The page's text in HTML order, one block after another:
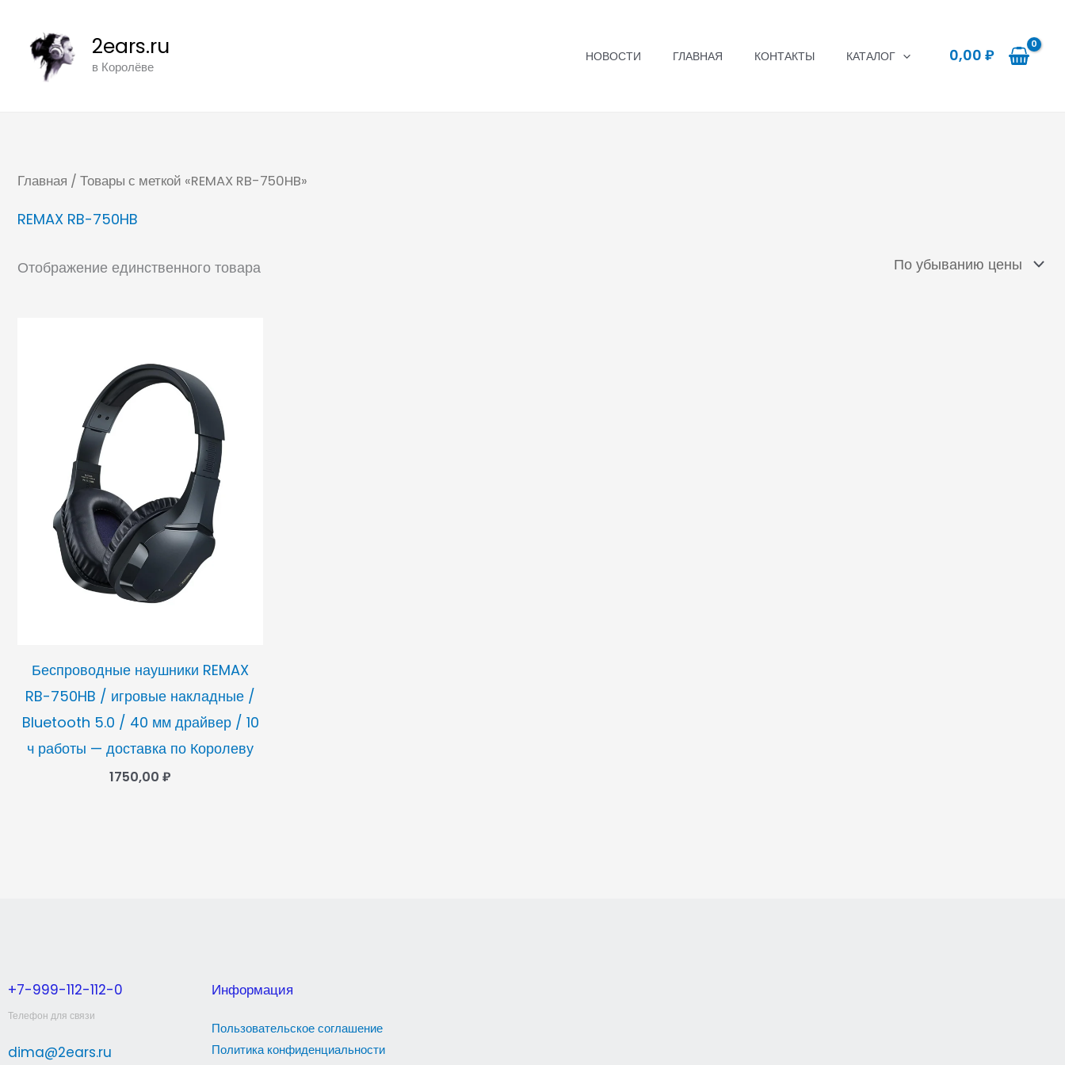
содержимому
2ears.ru
в Королёве
НОВОСТИ ГЛАВНАЯ КОНТАКТЫ КАТАЛОГ 0,00 ₽
Главная / Товары с меткой «REMAX RB-750HB»
REMAX RB-750HB
Отображение единственного товара
Беспроводные наушники REMAX
RB-750HB / игровые накладные /
Bluetooth 5.0 / 40 мм драйвер / 10
ч работы — доставка по Королеву
1750,00 ₽
+7-999-112-112-0
Телефон для связи
dima@2ears.ru
Информация
Пользовательское соглашение
Политика конфиденциальности